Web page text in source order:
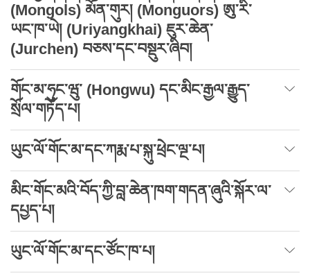
(Mongols) མོན་གུར། (Monguors) ཨུ་རི་
ཡང་ཁ་ཡེ། (Uriyangkhai) ཇུར་ཆེན་
(Jurchen) བཅས་དང་བསྡུར་ཞིབ།
གོང་མ་ཧུང་ཝུ་ (Hongwu) དང་མིང་རྒྱལ་རྒྱུད་
སྲོལ་གཏོད་པ།
ཡུང་ལོ་གོང་མ་དང་ཀརྨ་པ་སྐུ་ཕྲེང་ལྔ་པ།
མིང་གོང་མའི་བོད་ཀྱི་བླ་ཆེན་ཁག་གདན་ཞུའི་སྐོར་ལ་
དཔྱད་པ།
ཡུང་ལོ་གོང་མ་དང་ཙོང་ཁ་པ།